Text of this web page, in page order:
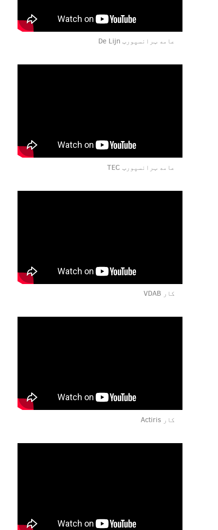
عامه ټرانسپورټ De Lijn
عامه ټرانسپورټ TEC
کار VDAB
کار Actiris